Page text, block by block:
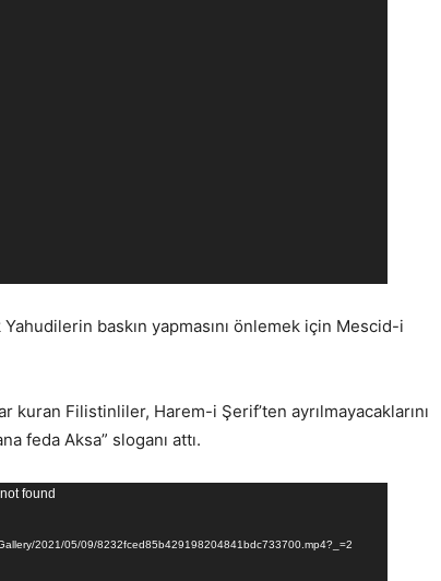
baskın yapmasını önlemek için Mescid-i
kuran Filistinliler, Harem-i Şerif’ten ayrılmayacaklarını
feda Aksa” sloganı attı.
found
2021/05/09/8232fced85b429198204841bdc733700.mp4?_=2